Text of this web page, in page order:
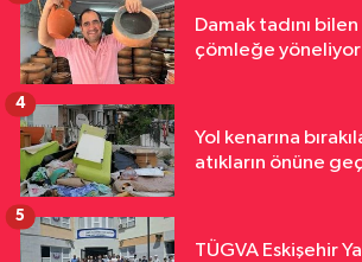
Damak tadını
çömleğe yöneliyor
Yol kenarına
atıkların önüne
4
TÜGVA Eskişehir
5